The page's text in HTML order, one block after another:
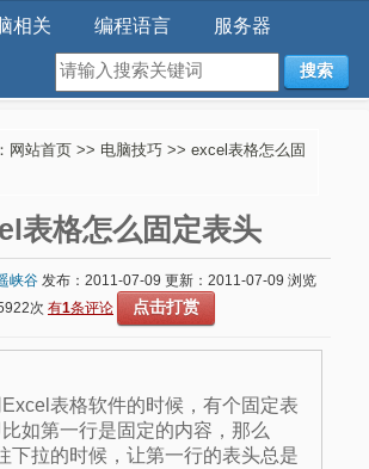
相关 编程语言 服务器
搜索
网站首页 >> 电脑技巧 >> excel表格怎么固
表格怎么固定表头
峡谷发布：2011-07-09 更新：2011-07-09 浏览
次 有1条评论 点击打赏
表格软件的时候，有个固定表
如第一行是固定的内容，那么
下拉的时候，让第一行的表头总是